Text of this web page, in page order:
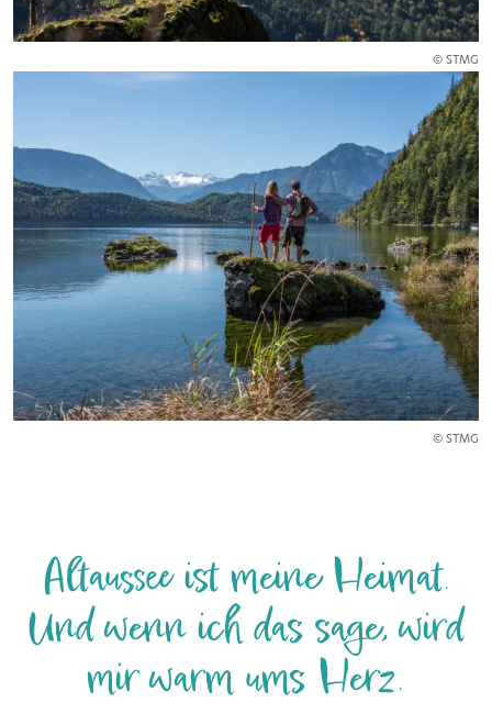
© STMG
© STMG
Altaussee ist meine Heimat.
Und wenn ich das sage, wird
mir warm ums Herz.